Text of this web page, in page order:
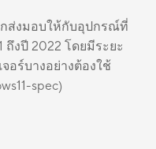
กส่งมอบให้กับอุปกรณ์ที่
งปี 2022 โดยมีระยะ
อร์บางอย่างต้องใช้
spec)